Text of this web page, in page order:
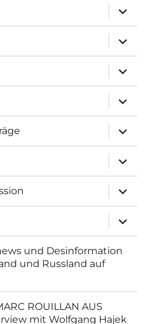
anzeigen
anzeigen
anzeigen
anzeigen
anzeigen
anzeigen
anzeigen
anzeigen
und Desinformation
und Russland auf
ROUILLAN AUS
mit Wolfgang Hajek